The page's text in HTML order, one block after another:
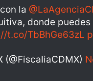
la
donde
t.co/TbBhGe63zL